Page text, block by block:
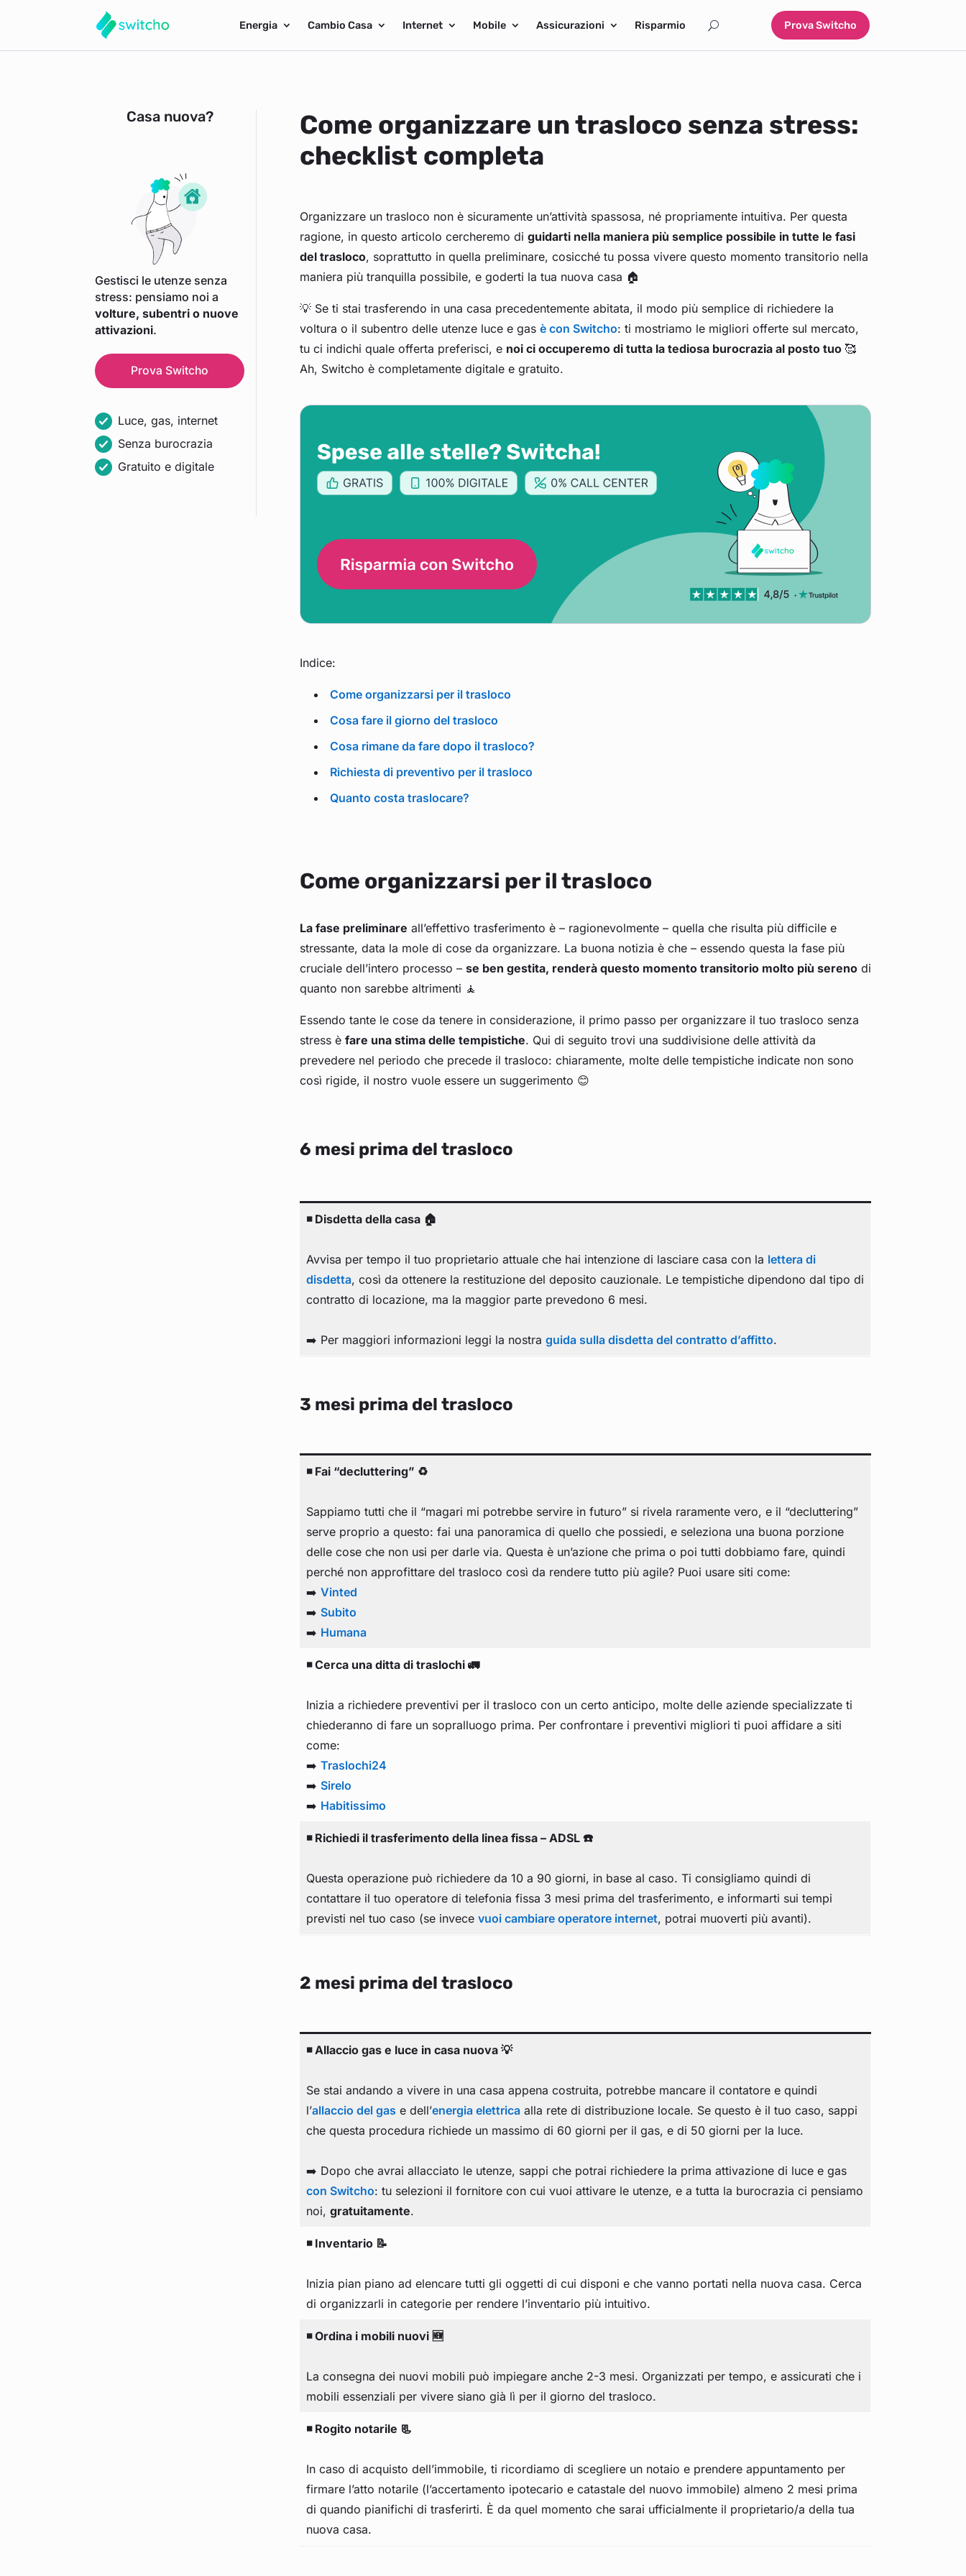
Energia Cambio Casa Internet Mobile Assicurazioni Risparmio Prova Switcho
Casa nuova?
Gestisci le utenze senza
stress: pensiamo noi a
volture, subentri o nuove
attivazioni.
Prova Switcho
Luce, gas, internet
Senza burocrazia
Gratuito e digitale
Come organizzare un trasloco senza stress:
checklist completa
Organizzare un trasloco non è sicuramente un’attività spassosa, né propriamente intuitiva. Per questa
ragione, in questo articolo cercheremo di guidarti nella maniera più semplice possibile in tutte le fasi
del trasloco, soprattutto in quella preliminare, cosicché tu possa vivere questo momento transitorio nella
maniera più tranquilla possibile, e goderti la tua nuova casa 🏠
💡 Se ti stai trasferendo in una casa precedentemente abitata, il modo più semplice di richiedere la
voltura o il subentro delle utenze luce e gas è con Switcho: ti mostriamo le migliori offerte sul mercato,
tu ci indichi quale offerta preferisci, e noi ci occuperemo di tutta la tediosa burocrazia al posto tuo 🥰
Ah, Switcho è completamente digitale e gratuito.
Indice:
Come organizzarsi per il trasloco
Cosa fare il giorno del trasloco
Cosa rimane da fare dopo il trasloco?
Richiesta di preventivo per il trasloco
Quanto costa traslocare?
Come organizzarsi per il trasloco
La fase preliminare all’effettivo trasferimento è – ragionevolmente – quella che risulta più difficile e
stressante, data la mole di cose da organizzare. La buona notizia è che – essendo questa la fase più
cruciale dell’intero processo – se ben gestita, renderà questo momento transitorio molto più serenodi
quanto non sarebbe altrimenti 🧘
Essendo tante le cose da tenere in considerazione, il primo passo per organizzare il tuo trasloco senza
stress è fare una stima delle tempistiche. Qui di seguito trovi una suddivisione delle attività da
prevedere nel periodo che precede il trasloco: chiaramente, molte delle tempistiche indicate non sono
così rigide, il nostro vuole essere un suggerimento 😊
6 mesi prima del trasloco
◾ Disdetta della casa 🏠
Avvisa per tempo il tuo proprietario attuale che hai intenzione di lasciare casa con la lettera di
disdetta, così da ottenere la restituzione del deposito cauzionale. Le tempistiche dipendono dal tipo di
contratto di locazione, ma la maggior parte prevedono 6 mesi.
➡️ Per maggiori informazioni leggi la nostra guida sulla disdetta del contratto d’affitto.
3 mesi prima del trasloco
◾ Fai “decluttering” ♻️
Sappiamo tutti che il “magari mi potrebbe servire in futuro” si rivela raramente vero, e il “decluttering”
serve proprio a questo: fai una panoramica di quello che possiedi, e seleziona una buona porzione
delle cose che non usi per darle via. Questa è un’azione che prima o poi tutti dobbiamo fare, quindi
perché non approfittare del trasloco così da rendere tutto più agile? Puoi usare siti come:
➡️ Vinted
➡️ Subito
➡️ Humana
◾ Cerca una ditta di traslochi 🚛
Inizia a richiedere preventivi per il trasloco con un certo anticipo, molte delle aziende specializzate ti
chiederanno di fare un sopralluogo prima. Per confrontare i preventivi migliori ti puoi affidare a siti
come:
➡️ Traslochi24
➡️ Sirelo
➡️ Habitissimo
◾ Richiedi il trasferimento della linea fissa – ADSL ☎️
Questa operazione può richiedere da 10 a 90 giorni, in base al caso. Ti consigliamo quindi di
contattare il tuo operatore di telefonia fissa 3 mesi prima del trasferimento, e informarti sui tempi
previsti nel tuo caso (se invece vuoi cambiare operatore internet, potrai muoverti più avanti).
2 mesi prima del trasloco
◾ Allaccio gas e luce in casa nuova 💡
Se stai andando a vivere in una casa appena costruita, potrebbe mancare il contatore e quindi
l’allaccio del gas e dell’energia elettricaalla rete di distribuzione locale. Se questo è il tuo caso, sappi
che questa procedura richiede un massimo di 60 giorni per il gas, e di 50 giorni per la luce.
➡️ Dopo che avrai allacciato le utenze, sappi che potrai richiedere la prima attivazione di luce e gas
con Switcho: tu selezioni il fornitore con cui vuoi attivare le utenze, e a tutta la burocrazia ci pensiamo
noi, gratuitamente.
◾ Inventario 📝
Inizia pian piano ad elencare tutti gli oggetti di cui disponi e che vanno portati nella nuova casa. Cerca
di organizzarli in categorie per rendere l’inventario più intuitivo.
◾ Ordina i mobili nuovi 🆕
La consegna dei nuovi mobili può impiegare anche 2-3 mesi. Organizzati per tempo, e assicurati che i
mobili essenziali per vivere siano già lì per il giorno del trasloco.
◾ Rogito notarile 📃
In caso di acquisto dell’immobile, ti ricordiamo di scegliere un notaio e prendere appuntamento per
firmare l’atto notarile (l’accertamento ipotecario e catastale del nuovo immobile) almeno 2 mesi prima
di quando pianifichi di trasferirti. È da quel momento che sarai ufficialmente il proprietario/a della tua
nuova casa.